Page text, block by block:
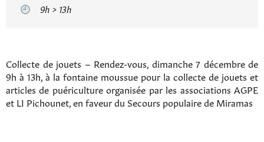
9h > 13h
Collecte de jouets – Rendez-vous, dimanche 7 décembre de
9h à 13h, à la fontaine moussue pour la collecte de jouets et
articles de puériculture organisée par les associations AGPE
et LI Pichounet, en faveur du Secours populaire de Miramas